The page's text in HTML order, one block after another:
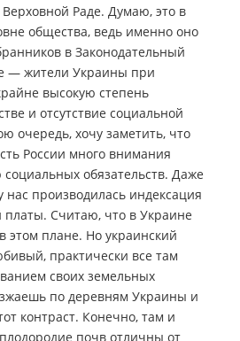
Верховной Раде. Думаю, это в
общества, ведь именно оно
в Законодательный
— жители Украины при
высокую степень
и отсутствие социальной
очередь, хочу заметить, что
России много внимания
обязательств. Даже
нас производилась индексация
платы. Считаю, что в Украине
этом плане. Но украинский
практически все там
своих земельных
по деревням Украины и
контраст. Конечно, там и
почв отличны от